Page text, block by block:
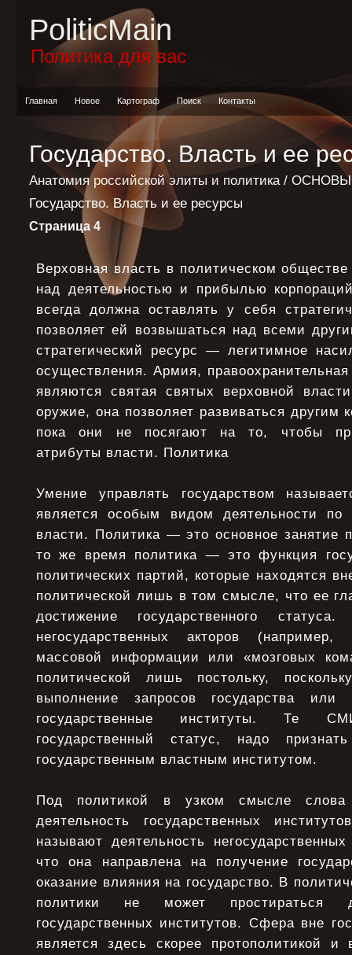
PoliticMain
Политика для вас
Главная Новое Картограф Поиск Контакты
Государство. Власть и ее
Анатомия российской элиты и политика/ ОСНОВЫ
Государство. Власть и ее ресурсы
Страница 4
Верховная власть в политическом
над деятельностью и прибылью
всегда должна оставлять у себя
позволяет ей возвышаться над всеми
стратегический ресурс — легитимное
осуществления. Армия,
являются святая святых верховной
оружие, она позволяет развиваться другим
пока они не посягают на то, чтобы
атрибуты власти. Политика
Умение управлять государством
является особым видом деятельности по
власти. Политика — это основное занятие
то же время политика — это функция
политических партий, которые находятся
политической лишь в том смысле, что ее
достижение государственного
негосударственных акторов (например,
массовой информации или «мозговых
политической лишь постольку,
выполнение запросов государства
государственные институты. Те
государственный статус, надо
государственным властным институтом.
Под политикой в узком смысле
деятельность государственных
называют деятельность
что она направлена на получение
оказание влияния на государство. В
политики не может простираться
государственных институтов. Сфера вне
является здесь скорее протополитикой